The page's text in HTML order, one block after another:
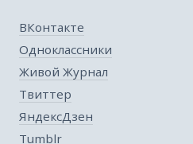
ВКонтакте
Одноклассники
Живой Журнал
Твиттер
ЯндексДзен
Tumblr